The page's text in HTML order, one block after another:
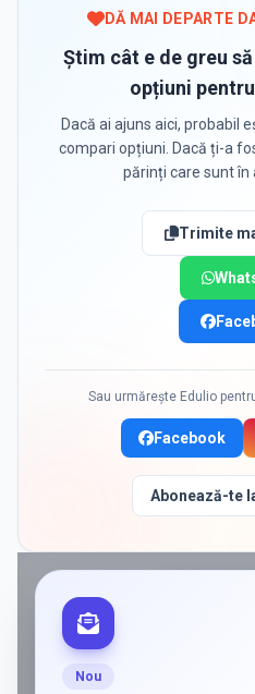
DĂ MAI DEPARTE
Știm cât e de greu
opțiuni
Dacă ai ajuns aici, probabil
compari opțiuni. Dacă ți-a
părinți care sunt în
Trimite
Sau urmărește Edulio
Facebook
Abonează-te
Nou
ADS